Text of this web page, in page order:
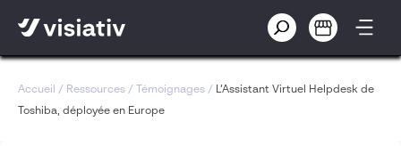
Accueil / Ressources / Témoignages / L’Assistant Virtuel Helpdesk de
Toshiba, déployée en Europe